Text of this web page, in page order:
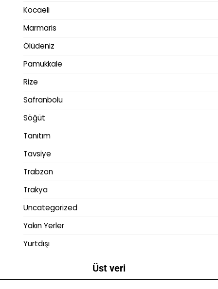
Kocaeli
Marmaris
Ölüdeniz
Pamukkale
Rize
Safranbolu
Söğüt
Tanıtım
Tavsiye
Trabzon
Trakya
Uncategorized
Yakın Yerler
Yurtdışı
Üst veri